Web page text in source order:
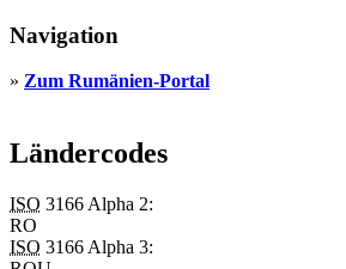
Navigation
» Zum Rumänien-Portal
Ländercodes
ISO 3166 Alpha 2:
RO
ISO 3166 Alpha 3: